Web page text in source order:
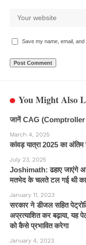
Save my name, email,
You Might Also
जानें CAG
March 4, 2025
कांवड़ यात्रा 2025 का अंतिम
July 23, 2025
Joshimath: ढहाए जाएंगे
मतभेद के चलते टल गई थी
January 11, 2023
सरकार ने डीजल सहित
अप्रत्याशित कर बढ़ाया, यह
को कैसे प्रभावित करेगा
January 4, 2023